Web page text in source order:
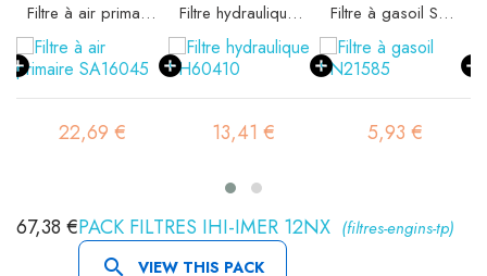
Filtre à air primaire SA16045
22,69 €
Filtre hydraulique SH60410
13,41 €
Filtre à gasoil SN21585
5,93 €
PACK FILTRES IHI-IMER 12NX (filtres-engins-tp)
 VIEW THIS PACK
67,38 €